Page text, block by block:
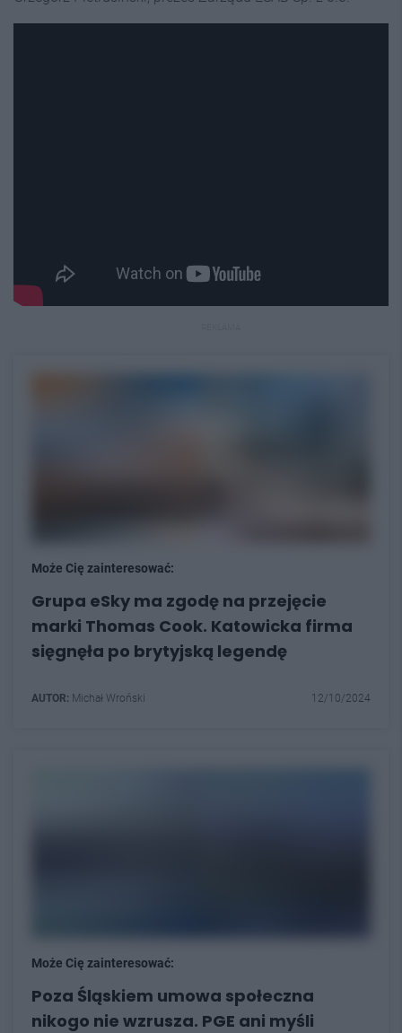
Może Cię zainteresować:
Grupa eSky ma zgodę na przejęcie
marki Thomas Cook. Katowicka firma
sięgnęła po brytyjską legendę
AUTOR: Michał Wroński 12/10/2024
Może Cię zainteresować:
Poza Śląskiem umowa społeczna
nikogo nie wzrusza. PGE ani myśli